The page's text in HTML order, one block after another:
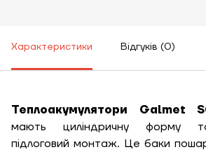
Характеристики Відгуків (0)
Теплоакумулятори Galmet
мають циліндричну форму
підлоговий монтаж. Це баки